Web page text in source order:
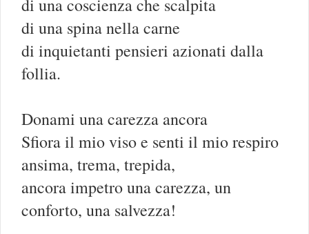
di una coscienza che scalpita
di una spina nella carne
di inquietanti pensieri azionati dalla
follia.
Donami una carezza ancora
Sfiora il mio viso e senti il mio respiro
ansima, trema, trepida,
ancora impetro una carezza, un
conforto, una salvezza!